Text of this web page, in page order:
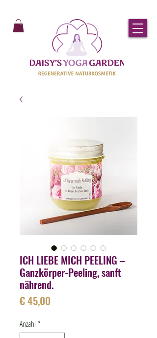
ICH LIEBE MICH PEELING –
Ganzkörper-Peeling, sanft
nährend.
€ 45,00
Anzahl *